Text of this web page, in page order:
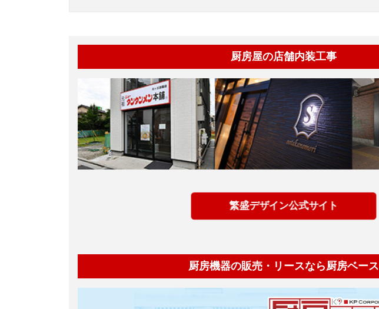
厨房屋の店舗内装工事
繁盛デザイン公式サイト
厨房機器の販売・リースなら厨房ベース